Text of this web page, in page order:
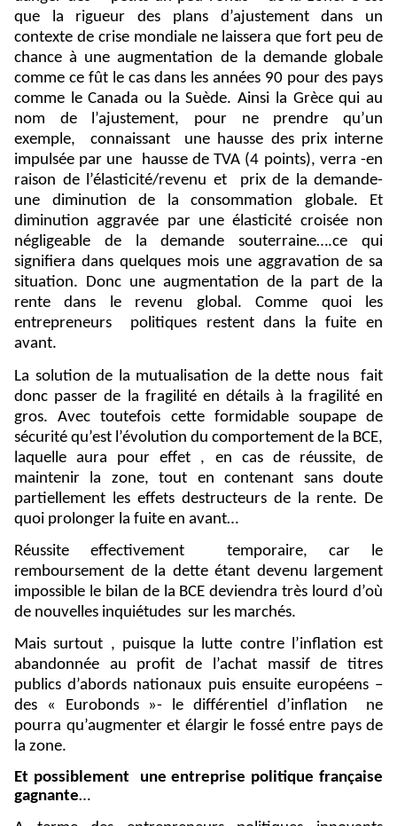
que la rigueur des plans d’ajustement dans un
contexte de crise mondiale ne laissera que fort peu de
chance à une augmentation de la demande globale
comme ce fût le cas dans les années 90 pour des pays
comme le Canada ou la Suède. Ainsi la Grèce qui au
nom de l’ajustement, pour ne prendre qu’un
exemple,
connaissant
une hausse des prix interne
impulsée par une
hausse de TVA (4 points), verra -en
raison de l’élasticité/revenu et
prix de la demande-
une diminution de la consommation globale. Et
diminution aggravée par une élasticité croisée non
négligeable de la demande souterraine….ce qui
signifiera dans quelques mois une aggravation de sa
situation. Donc une augmentation de la part de la
rente dans le revenu global. Comme quoi les
entrepreneurs
politiques restent dans la fuite en
avant.
La solution de la mutualisation de la dette nous
fait
donc passer de la fragilité en détails à la fragilité en
gros. Avec toutefois cette formidable soupape de
sécurité qu’est l’évolution du comportement de la BCE,
laquelle aura pour effet , en cas de réussite, de
maintenir la zone, tout en contenant sans doute
partiellement les effets destructeurs de la rente. De
quoi prolonger la fuite en avant…
Réussite effectivement
temporaire, car le
remboursement de la dette étant devenu largement
impossible le bilan de la BCE deviendra très lourd d’où
de nouvelles inquiétudes sur les marchés.
Mais surtout , puisque la lutte contre l’inflation est
abandonnée au profit de l’achat massif de titres
publics d’abords nationaux puis ensuite européens –
des « Eurobonds »- le différentiel d’inflation
ne
pourra qu’augmenter et élargir le fossé entre pays de
la zone.
Et possiblement
une entreprise politique française
gagnante…